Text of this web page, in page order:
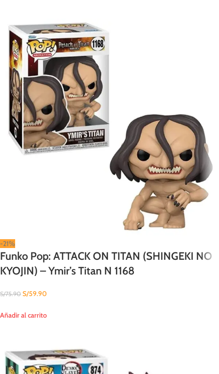
-21%
Funko Pop: ATTACK ON TITAN (SHINGEKI NO
KYOJIN) – Ymir’s Titan N 1168
S/75.90 S/59.90
Añadir al carrito